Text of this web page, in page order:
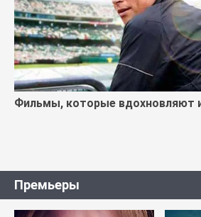
Фильмы, которые вдохновляют
Премьеры